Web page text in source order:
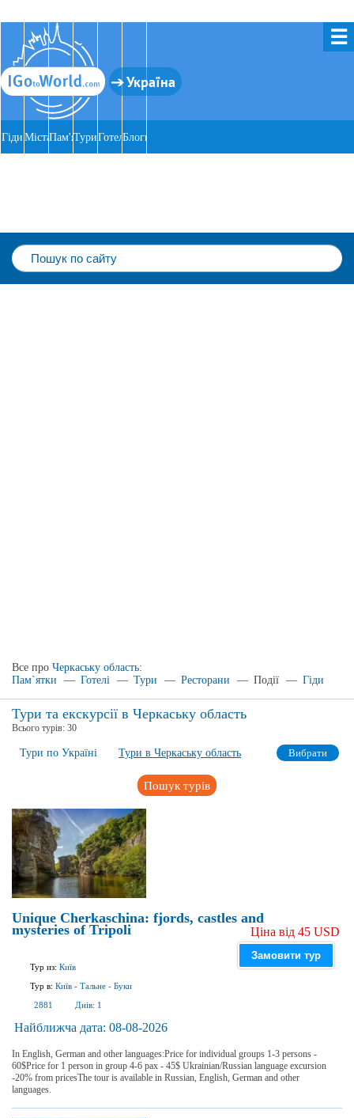
☰
Україна
Гіди МістаПам'ятки
ТуриГотеліБлоги
Все про Черкаську область:
Пам`ятки
— Готелі — Тури — Ресторани — Події — Гіди
Тури та екскурсії в Черкаську область
Всього турів: 30
Тури по Україні Тури в Черкаську область Вибрати
Пошук турів
Unique Cherkaschina: fjords, castles and
mysteries of Tripoli
Тур из: Київ
Тур в: Київ - Тальне - Буки
2881
Днів: 1
Ціна від 45 USD
Замовити тур
Найближча дата: 08-08-2026
In English, German and other languages:Price for individual groups 1-3 persons -
60$Price for 1 person in group 4-6 pax - 45$ Ukrainian/Russian language excursion
-20% from pricesThe tour is available in Russian, English, German and other
languages.